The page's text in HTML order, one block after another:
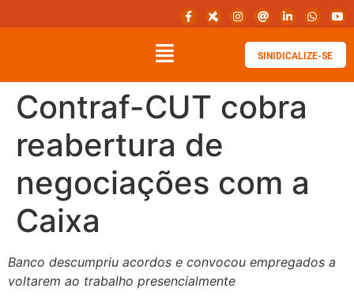
SINIDICALIZE-SE
Contraf-CUT cobra
reabertura de
negociações com a
Caixa
Banco descumpriu acordos e convocou empregados a
voltarem ao trabalho presencialmente